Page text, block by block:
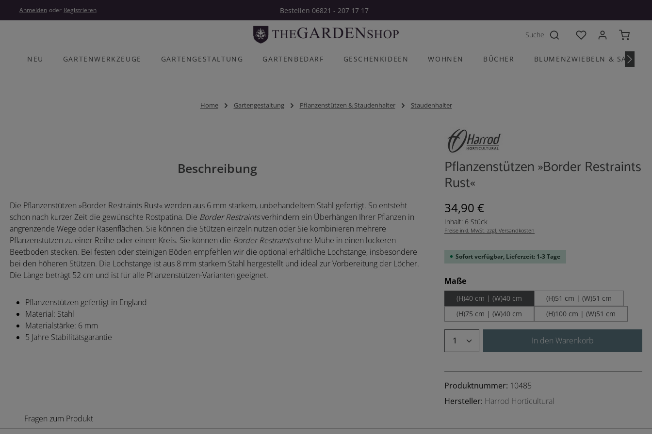
Hauptinhalt springen
Zur Hauptnavigation springen
Anmelden oder Registrieren Bestellen 06821 - 207 17 17
Du hast 0 Produkte
NEU GARTENWERKZEUGE GARTENGESTALTUNG GARTENBEDARF GESCHENKIDEEN WOHNEN BÜCHER BLUMENZWIEBELN &
Home Gartengestaltung Pflanzenstützen & Staudenhalter Staudenhalter
Pflanzenstützen »Border Restraints
Rust«
Regulärer Preis:
34,90 €
Inhalt: 6 Stück
Preise inkl. MwSt. zzgl. Versandkosten
Sofort verfügbar, Lieferzeit: 1-3 Tage
Maßeauswählen
(H)40 cm | (W)40 cm
(H)51 cm | (W)51 cm
(H)75 cm | (W)40 cm
(H)100 cm | (W)51 cm
Produkt Anzahl: Gib den
In den Warenkorb
Produktnummer: 10485
Hersteller: Harrod Horticultural
Beschreibung
Die Pflanzenstützen »Border Restraints Rust« werden aus 6 mm starkem, unbehandeltem Stahl gefertigt. So entsteht
schon nach kurzer Zeit die gewünschte Rostpatina. Die Border Restraintsverhindern ein Überhängen Ihrer Pflanzen in
angrenzende Wege oder Rasenflächen. Sie können die Stützen einzeln nutzen oder Sie kombinieren mehrere
Pflanzenstützen zu einer Reihe oder einem Kreis. Sie können die Border Restraintsohne Mühe in einen lockeren
Beetboden stecken. Bei festen oder steinigen Böden empfehlen wir die optional erhältliche Lochstange, insbesondere
bei den höheren Stützen. Die Lochstange ist aus 8 mm starkem Stahl hergestellt und ideal zur Vorbereitung der Löcher.
Die Länge beträgt 52 cm und ist für alle Pflanzenstützen-Varianten geeignet.
Pflanzenstützen gefertigt in England
Material: Stahl
Materialstärke: 6 mm
5 Jahre Stabilitätsgarantie
Fragen zum Produkt